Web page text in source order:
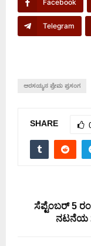
Facebook
Telegram
ಅರಸಯ್ಯನ ಪ್ರೇಮ ಪ್ರಸಂಗ
SHARE
ಸೆಪ್ಟೆಂಬರ್ 5
ನಟನೆಯ